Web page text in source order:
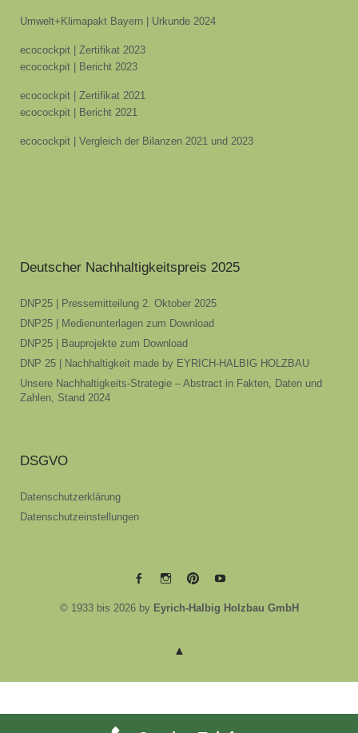
Umwelt+Klimapakt Bayern | Urkunde 2024
ecocockpit | Zertifikat 2023
ecocockpit | Bericht 2023
ecocockpit | Zertifikat 2021
ecocockpit | Bericht 2021
ecocockpit | Vergleich der Bilanzen 2021 und 2023
Deutscher Nachhaltigkeitspreis 2025
DNP25 | Pressemitteilung 2. Oktober 2025
DNP25 | Medienunterlagen zum Download
DNP25 | Bauprojekte zum Download
DNP 25 | Nachhaltigkeit made by EYRICH-HALBIG HOLZBAU
Unsere Nachhaltigkeits-Strategie – Abstract in Fakten, Daten und
Zahlen, Stand 2024
DSGVO
Datenschutzerklärung
Datenschutzeinstellungen
EYRICH-EYRICH-EYRICH-EYRICH-
© 1933 bis 2026 by Eyrich-Halbig Holzbau GmbH